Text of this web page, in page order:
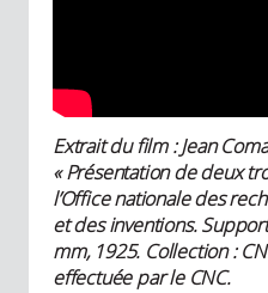
Extrait du film : Jean
« Présentation de deux
l’Office nationale des
et des inventions.
mm, 1925. Collection :
effectuée par le CNC.